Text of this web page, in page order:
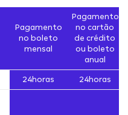
Pagamento
no boleto
mensal
Pagamento
no cartão
de crédito
ou boleto
anual
24horas 24horas